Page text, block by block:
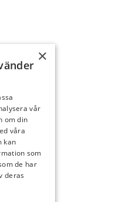
×
vår
om din
våra
kan
som
de har
deras